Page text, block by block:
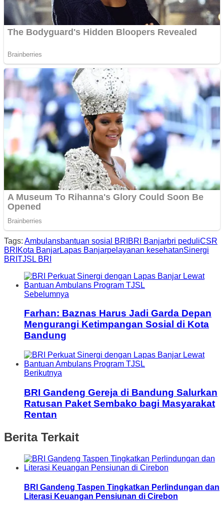
Tags: Ambulansbantuan sosial BRI BRI Banjarbri peduliCSR
BRI Kota BanjarLapas Banjarpelayanan kesehatanSinergi
BRI TJSL BRI
Sebelumnya
Farhan: Baznas Harus Jadi Garda Depan
Mengurangi Ketimpangan Sosial di Kota
Bandung
Berikutnya
BRI Gandeng Gereja di Bandung Salurkan
Ratusan Paket Sembako bagi Masyarakat
Rentan
Berita Terkait
BRI Gandeng Taspen Tingkatkan Perlindungan dan
Literasi Keuangan Pensiunan di Cirebon